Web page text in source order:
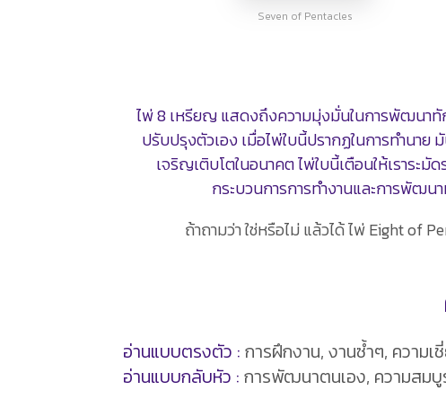
Seven of Pentacles
ไพ่ 8 เหรียญ แสดงถึงความมุ่งมั่นในการพัฒนาทั
ปรับปรุงตัวเอง เมื่อไพ่ใบนี้ปรากฏในการทำนา
เจริญเติบโตในอนาคต ไพ่ใบนี้เตือนให้เราระ
กระบวนการการทำงานและการพัฒน
ถ้าถามว่า ใช่หรือไม่ แล้วได้ ไพ่ Eight of
อ่านแบบตรงตัว : การฝึกงาน, งานซ้ำๆ, ความ
อ่านแบบกลับหัว : การพัฒนาตนเอง, ความสม